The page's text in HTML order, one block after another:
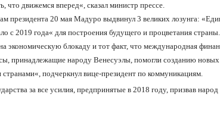
что движемся вперед«, сказал министр прессе.
президента 20 мая Мадуро выдвинул 3 великих лозунга: «
с 2019 года« для построения будущего и процветания страны.
экономическую блокаду и тот факт, что международная
принадлежащие народу Венесуэлы, помогли созданию новых
«, подчеркнул вице-президент по коммуникациям.
за все усилия, предпринятые в 2018 году, призвав народ